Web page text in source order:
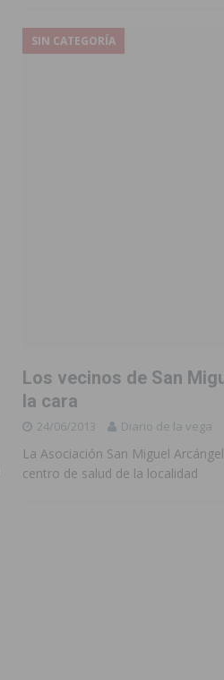
SIN CATEGORÍA
Los vecinos de San
la cara
24/06/2013 Diario de la vega
La Asociación San Miguel
centro de salud de la localidad